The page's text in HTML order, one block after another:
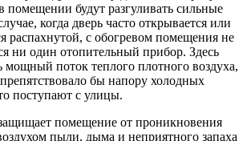
помещении будут разгуливать сильные
когда дверь часто открывается или
распахнутой, с обогревом помещения не
ни один отопительный прибор. Здесь
мощный поток теплого плотного воздуха,
бы напору холодных
поступают с улицы.